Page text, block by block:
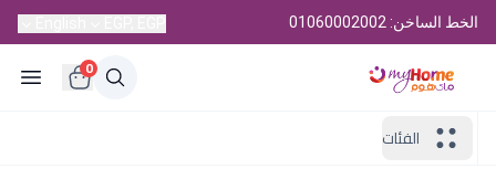
الخط الساخن: 01060002002
0
الفئات